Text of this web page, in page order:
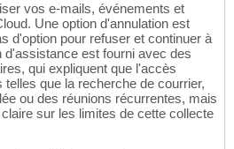
vos e-mails, événements et
Une option d'annulation est
d'option pour refuser et continuer à
d'assistance est fourni avec des
qui expliquent que l'accès
que la recherche de courrier,
ou des réunions récurrentes, mais
sur les limites de cette collecte